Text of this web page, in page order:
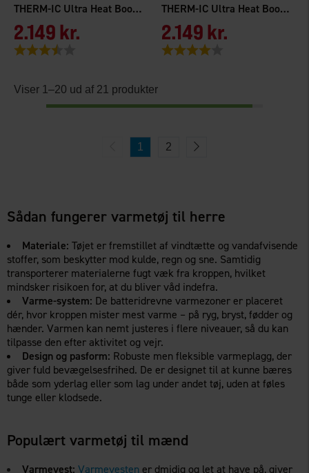
THERM-IC Ultra Heat Boost Gloves Men
2.149 kr.
Vurdering:
THERM-IC Ultra Heat Boost Mitten Men
2.149 kr.
Vurdering:
Viser 1–20 ud af 21 produkter
1 2
Sådan fungerer varmetøj til herre
Materiale: Tøjet er fremstillet af vindtætte og vandafvisende
stoffer, som beskytter mod kulde, regn og sne. Samtidig
transporterer materialerne fugt væk fra kroppen, hvilket
mindsker risikoen for, at du bliver våd indefra.
Varme-system: De batteridrevne varmezoner er placeret
dér, hvor kroppen mister mest varme – på ryg, bryst, fødder og
hænder. Varmen kan nemt justeres i flere niveauer, så du kan
tilpasse den efter aktivitet og vejr.
Design og pasform: Robuste men fleksible varmeplagg, der
giver fuld bevægelsesfrihed. De er designet til at kunne bæres
både som yderlag eller som lag under andet tøj, uden at føles
tunge eller klodsede.
Populært varmetøj til mænd
Varmevest: Varmevesten er dmidig og let at have på, giver